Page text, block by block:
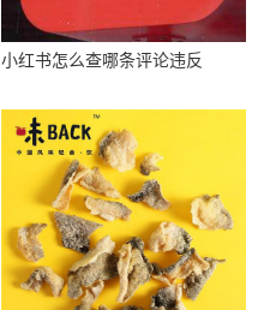
小红书怎么查哪条评论违反